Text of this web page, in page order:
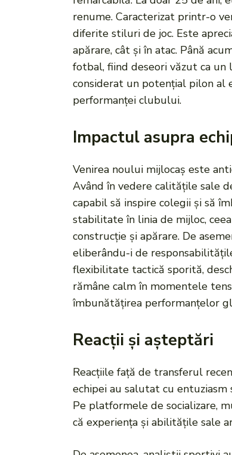
renume. Caracterizat printr-o
diferite stiluri de joc. Este
apărare, cât și în atac. Până
fotbal, fiind deseori văzut ca
considerat un potențial pilon al
performanței clubului.
Impactul asupra
Venirea noului mijlocaș este
Având în vedere calitățile sale
capabil să inspire colegii și să
stabilitate în linia de mijloc,
construcție și apărare. De
eliberându-i de
flexibilitate tactică sporită,
rămâne calm în momentele
îmbunătățirea performanțelor
Reacții și așteptări
Reacțiile față de transferul
echipei au salutat cu
Pe platformele de socializare,
că experiența și abilitățile sale